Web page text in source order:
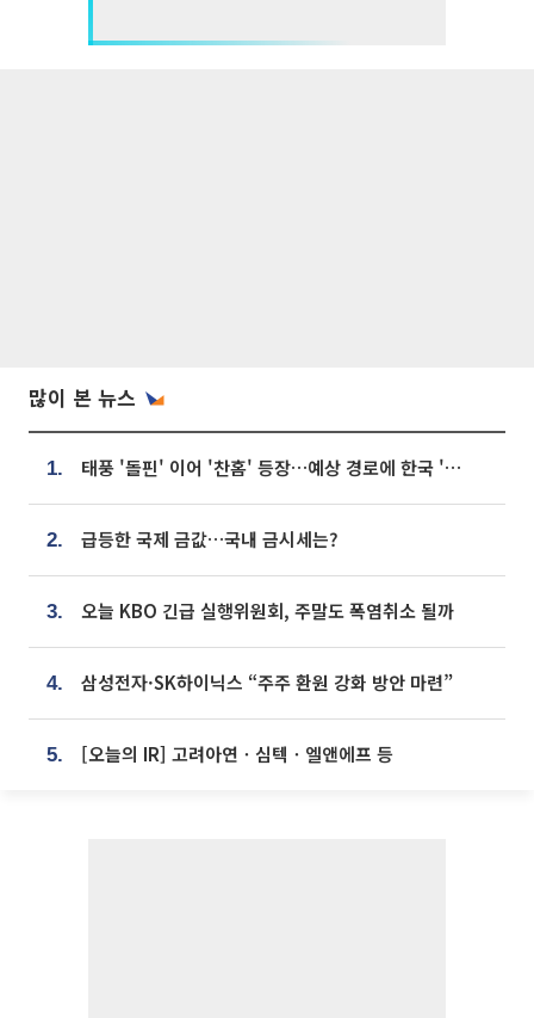
많이 본 뉴스
1. 태풍 '돌핀' 이어 '찬홈' 등장…예상 경로에 한국 '한숨'
2. 급등한 국제 금값…국내 금시세는?
3. 오늘 KBO 긴급 실행위원회, 주말도 폭염취소 될까
4. 삼성전자·SK하이닉스 “주주 환원 강화 방안 마련”
5. [오늘의 IR] 고려아연ㆍ심텍ㆍ엘앤에프 등